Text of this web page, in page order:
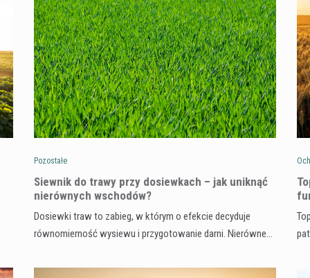
Pozostałe
Siewnik do trawy przy dosiewkach – jak uniknąć
nierównych wschodów?
Dosiewki traw to zabieg, w którym o efekcie decyduje
równomierność wysiewu i przygotowanie darni. Nierówne…